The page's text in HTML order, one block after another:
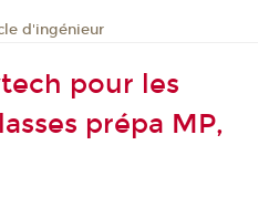
d'ingénieur
pour les
prépa MP,